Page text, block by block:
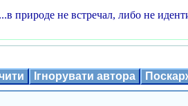
природе не встречал, либо не
Ігнорувати автора